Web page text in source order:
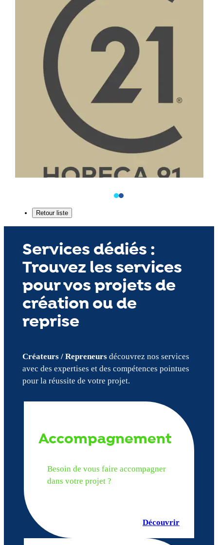
Services dédiés :
Trouvez les services
pour vos projets de
création ou de
reprise
Créateurs / Repreneursdécouvrez nos services
avec des expertises et des compétences pointues
pour la réussite de votre projet.
Accompagnement
Besoin de vous faire accompagner
dans votre projet ?
Découvrir